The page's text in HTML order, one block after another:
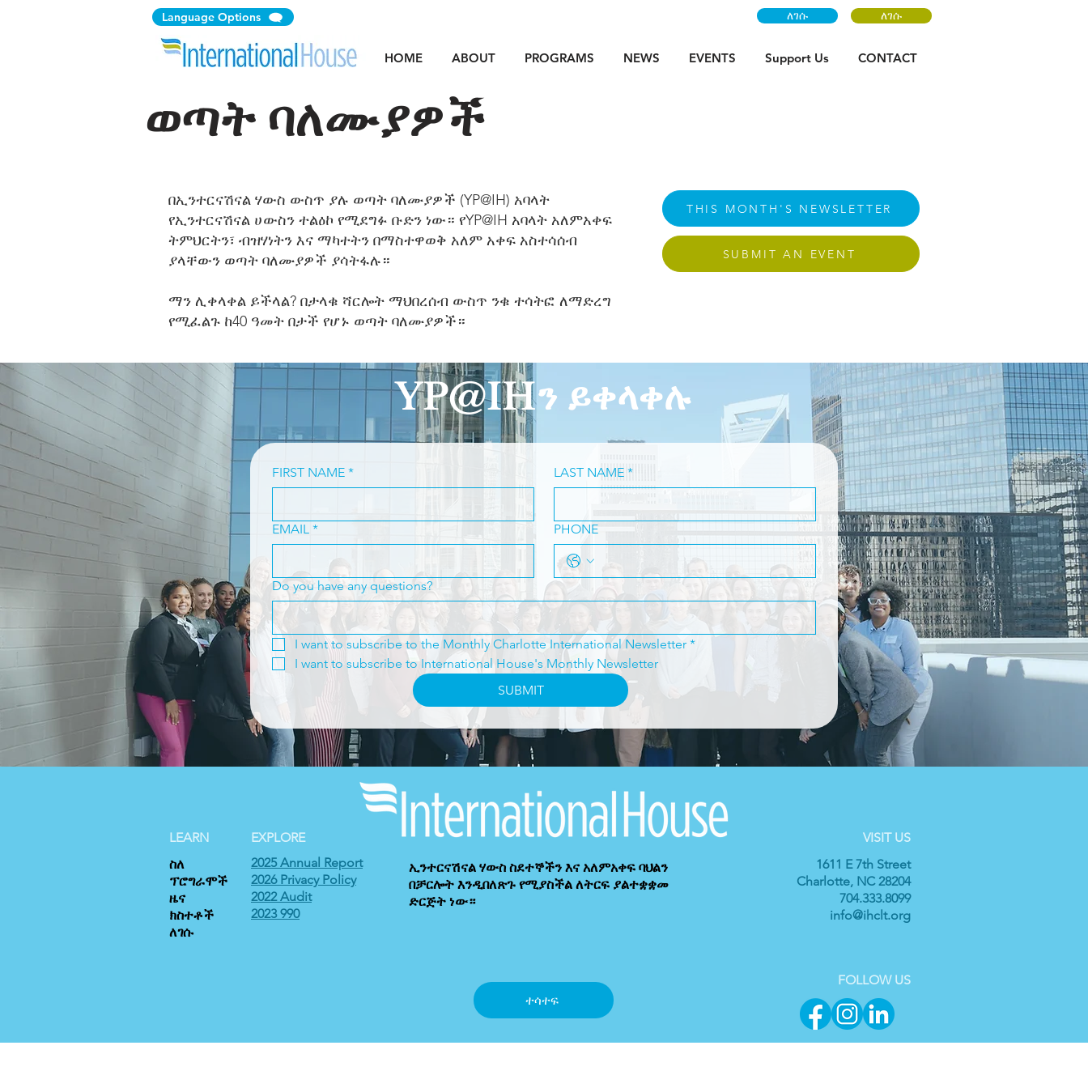
Language Options ለገሱ ለገሱ
HOME ABOUT PROGRAMS NEWS EVENTS Support Us CONTACT
ወጣት ባለሙያዎች
በኢንተርናሽናል ሃውስ ውስጥ ያሉ ወጣት ባለሙያዎች (YP@IH) አባላት
የኢንተርናሽናል ሀውስን ተልዕኮ የሚደግፉ ቡድን ነው። የYP@IH አባላት አለምአቀፍ
ትምህርትን፣ ብዝሃነትን እና ማካተትን በማስተዋወቅ አለም አቀፍ አስተሳሰብ
ያላቸውን ወጣት ባለሙያዎች ያሳትፋሉ።
ማን ሊቀላቀል ይችላል? በታላቁ ሻርሎት ማህበረሰብ ውስጥ ንቁ ተሳትፎ ለማድረግ
የሚፈልጉ ከ40 ዓመት በታች የሆኑ ወጣት ባለሙያዎች።
THIS MONTH'S NEWSLETTER
SUBMIT AN EVENT
YP@IHን ይቀላቀሉ
FIRST NAME * LAST NAME *
EMAIL * PHONE
Do you have any questions?
I want to subscribe to the Monthly Charlotte International Newsletter *
I want to subscribe to International House's Monthly Newsletter
SUBMIT
2025 Annual Report
2026 Privacy Policy
2022 Audit
2023 990
LEARN
ስለ
ፕሮግራሞች
ዜና
ክስተቶች
ለገሱ
ኢንተርናሽናል ሃውስ ስደተኞችን እና አለምአቀፍ ባህልን
በቻርሎት እንዲበለጽጉ የሚያስችል ለትርፍ ያልተቋቋመ
ድርጅት ነው።
ተሳተፍ
VISIT US
1611 E 7th Street
Charlotte, NC 28204
704.333.8099
info@ihclt.org
FOLLOW US
EXPLORE